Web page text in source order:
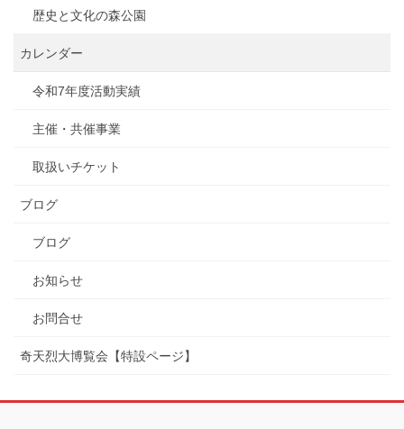
歴史と文化の森公園
カレンダー
令和7年度活動実績
主催・共催事業
取扱いチケット
ブログ
ブログ
お知らせ
お問合せ
奇天烈大博覧会【特設ページ】